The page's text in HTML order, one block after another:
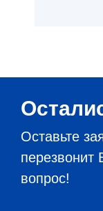
Оставьте
перезвонит
вопрос!